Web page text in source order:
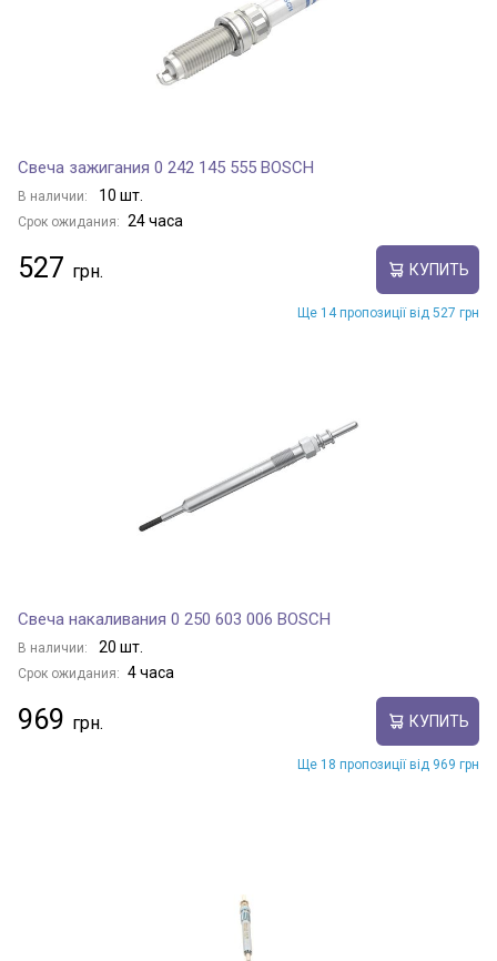
Свеча зажигания 0 242 145 555 BOSCH
В наличии: 10 шт.
Срок ожидания: 24 часа
527 КУПИТЬ
Ще 14 пропозиції від 527 грн
Свеча накаливания 0 250 603 006 BOSCH
В наличии: 20 шт.
Срок ожидания: 4 часа
969 КУПИТЬ
Ще 18 пропозиції від 969 грн